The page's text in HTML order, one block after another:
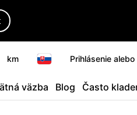
km Prihlásenie
väzba Blog Často